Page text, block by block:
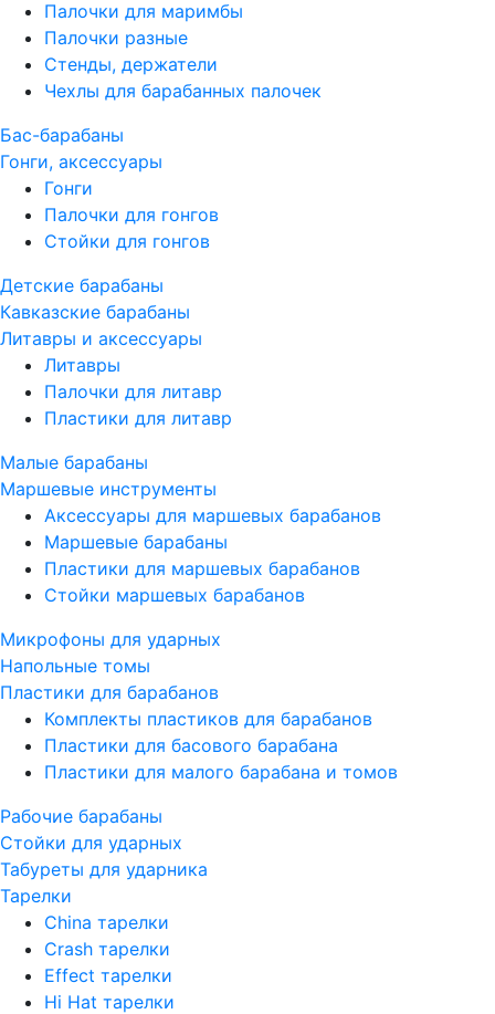
Палочки для маримбы
Палочки разные
Стенды, держатели
Чехлы для барабанных палочек
Бас-барабаны
Гонги, аксессуары
Гонги
Палочки для гонгов
Стойки для гонгов
Детские барабаны
Кавказские барабаны
Литавры и аксессуары
Литавры
Палочки для литавр
Пластики для литавр
Малые барабаны
Маршевые инструменты
Аксессуары для маршевых барабанов
Маршевые барабаны
Пластики для маршевых барабанов
Стойки маршевых барабанов
Микрофоны для ударных
Напольные томы
Пластики для барабанов
Комплекты пластиков для барабанов
Пластики для басового барабана
Пластики для малого барабана и томов
Рабочие барабаны
Стойки для ударных
Табуреты для ударника
Тарелки
China тарелки
Crash тарелки
Effect тарелки
Hi Hat тарелки